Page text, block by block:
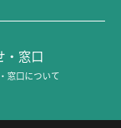
・窓口
窓口について